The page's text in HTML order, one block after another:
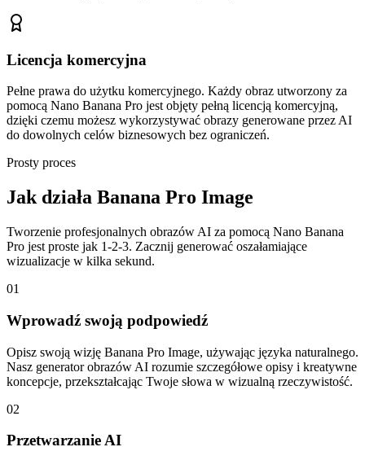
Licencja komercyjna
Pełne prawa do użytku komercyjnego. Każdy obraz utworzony za
pomocą Nano Banana Pro jest objęty pełną licencją komercyjną,
dzięki czemu możesz wykorzystywać obrazy generowane przez AI
do dowolnych celów biznesowych bez ograniczeń.
Prosty proces
Jak działa Banana Pro Image
Tworzenie profesjonalnych obrazów AI za pomocą Nano Banana
Pro jest proste jak 1-2-3. Zacznij generować oszałamiające
wizualizacje w kilka sekund.
01
Wprowadź swoją podpowiedź
Opisz swoją wizję Banana Pro Image, używając języka naturalnego.
Nasz generator obrazów AI rozumie szczegółowe opisy i kreatywne
koncepcje, przekształcając Twoje słowa w wizualną rzeczywistość.
02
Przetwarzanie AI